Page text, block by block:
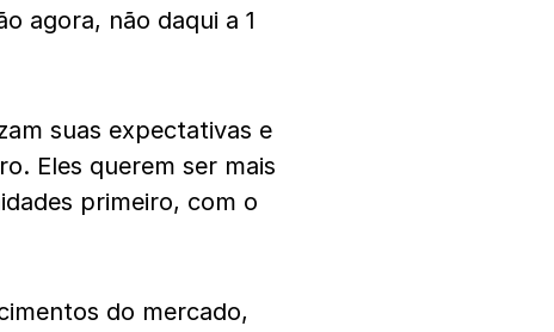
agora, não daqui a 1
suas expectativas e
Eles querem ser mais
primeiro, com o
do mercado,